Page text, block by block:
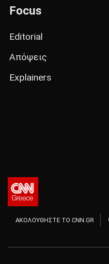
Focus
Editorial
Απόψεις
Explainers
ΑΚΟΛΟΥΘΗΣΤΕ ΤΟ CNN.GR